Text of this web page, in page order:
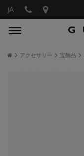
JA
アクセサリー 宝飾品